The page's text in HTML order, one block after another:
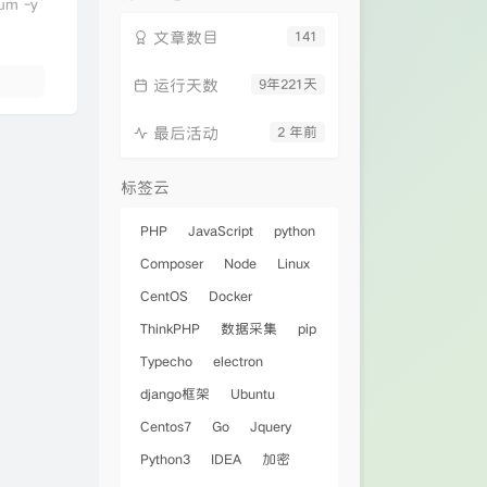
-y
141
文章数目
9年221天
运行天数
2 年前
最后活动
标签云
PHP JavaScript
python
Composer
Node
Linux
CentOS
Docker
ThinkPHP
数据采集
pip
Typecho
electron
django框架
Ubuntu
Centos7
Go
Jquery
Python3
IDEA
加密